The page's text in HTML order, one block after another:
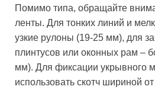
Помимо типа, обращайте
ленты. Для тонких линий и
узкие рулоны (19-25 мм), для
плинтусов или оконных рам –
мм). Для фиксации укрывного
использовать скотч шириной